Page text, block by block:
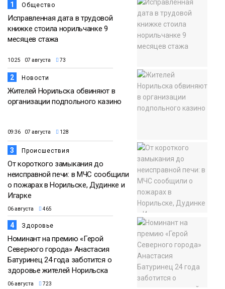
1 Общество
Исправленная дата в трудовой
книжке стоила норильчанке 9
месяцев стажа
10:25 07 августа 73
2 Новости
Жителей Норильска обвиняют в
организации подпольного казино
09:36 07 августа 128
3 Происшествия
От короткого замыкания до
неисправной печи: в МЧС сообщили
о пожарах в Норильске, Дудинке и
Игарке
06 августа 465
4 Здоровье
Номинант на премию «Герой
Северного города» Анастасия
Батуринец 24 года заботится о
здоровье жителей Норильска
06 августа 723